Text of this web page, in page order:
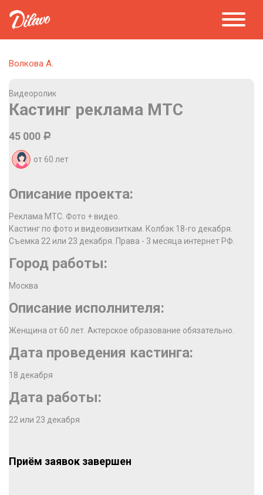
Волкова А.
Видеоролик
Кастинг реклама МТС
45 000 Р
от 60 лет
Описание проекта:
Реклама МТС. Фото + видео.
Кастинг по фото и видеовизиткам. Колбэк 18-го декабря.
Съемка 22 или 23 декабря. Права - 3 месяца интернет РФ.
Город работы:
Москва
Описание исполнителя:
Женщина от 60 лет. Актерское образование обязательно.
Дата проведения кастинга:
18 декабря
Дата работы:
22 или 23 декабря
Приём заявок завершен